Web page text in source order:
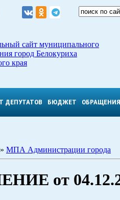
сайт муниципального
город Белокуриха
края
ДЕПУТАТОВ БЮДЖЕТ ОБРАЩЕНИЯ
» МПА Администрации города
от